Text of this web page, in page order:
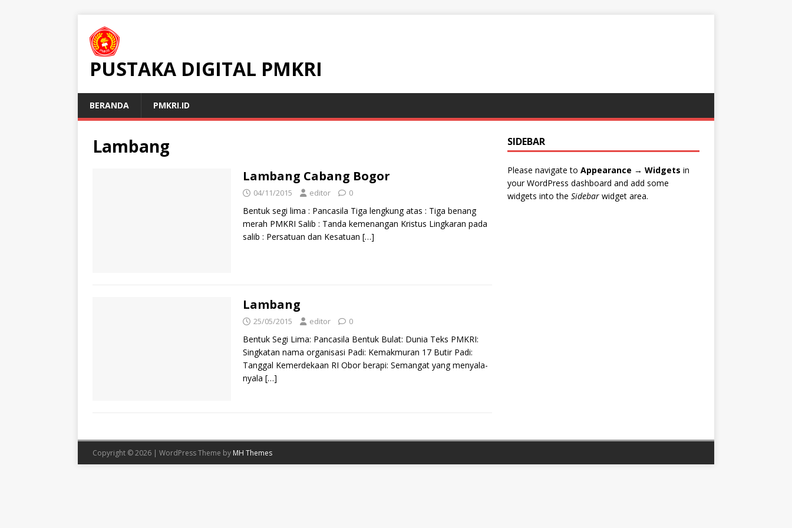
PUSTAKA DIGITAL PMKRI
BERANDA PMKRI.ID
Lambang
Lambang Cabang Bogor
04/11/2015 editor 0
Bentuk segi lima : Pancasila Tiga lengkung atas : Tiga benang
merah PMKRI Salib : Tanda kemenangan Kristus Lingkaran pada
salib : Persatuan dan Kesatuan […]
Lambang
25/05/2015 editor 0
Bentuk Segi Lima: Pancasila Bentuk Bulat: Dunia Teks PMKRI:
Singkatan nama organisasi Padi: Kemakmuran 17 Butir Padi:
Tanggal Kemerdekaan RI Obor berapi: Semangat yang menyala-
nyala […]
SIDEBAR
Please navigate to Appearance → Widgets in
your WordPress dashboard and add some
widgets into the Sidebarwidget area.
Copyright © 2026 | WordPress Theme by MH Themes